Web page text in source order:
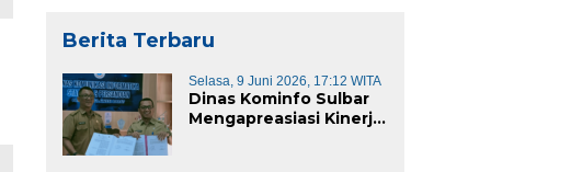
Berita Terbaru
Selasa, 9 Juni 2026, 17:12 WITA
Dinas Kominfo Sulbar
Mengapreasiasi Kinerja